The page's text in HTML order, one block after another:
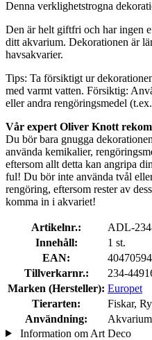
Denna verklighetstrogna
Den är helt giftfri och har ingen
ditt akvarium. Dekorationen är
havsakvarier.
Tips: Ta försiktigt ur
med varmt vatten. Försiktig:
eller andra rengöringsmedel
Vår expert Oliver Knott
Du bör bara gnugga
använda kemikalier,
eftersom allt detta kan angripa
ful! Du bör inte använda tvål
rengöring, eftersom rester av
komma in i akvariet!
Artikelnr.:
ADL-
Innehåll:
1 st.
EAN:
Tillverkarnr.:
234-
Marken (Hersteller): Europet
Tierarten:
Fiskar,
Användning:
Information om Art Deco